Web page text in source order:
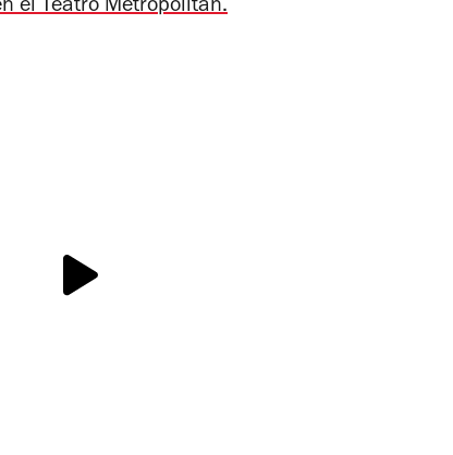
el Teatro Metropólitan.